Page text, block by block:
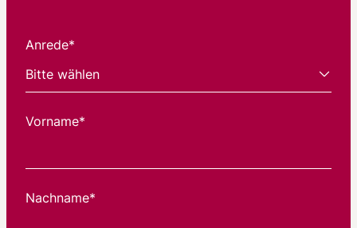
Anrede*
Vorname*
Nachname*